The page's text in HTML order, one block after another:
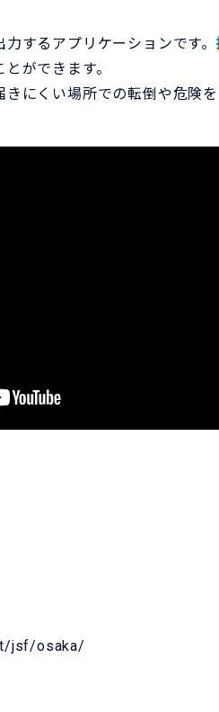
力するアプリケーションです。
ができます。
にくい場所での転倒や危険
jsf/osaka/